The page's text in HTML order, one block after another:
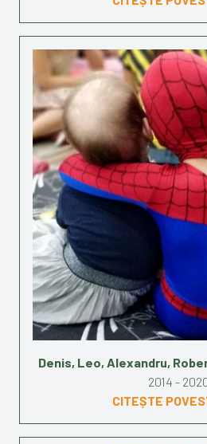
Denis, Leo, Alexandru,
2014 -
CITEȘTE